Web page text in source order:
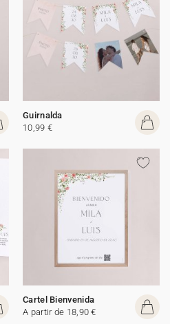
Guirnalda
10,99 €
Cartel Bienvenida
A partir de 18,90 €